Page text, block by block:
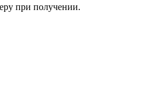
при получении.